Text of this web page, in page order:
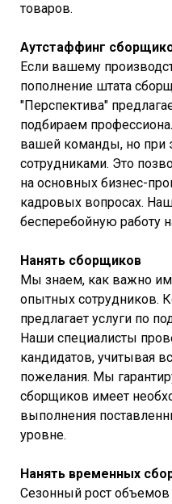
товаров.
Аутстаффинг
Если вашему
пополнение штата
"Перспектива"
подбираем
вашей команды, но при
сотрудниками. Это
на основных бизнес-
кадровых вопросах.
бесперебойную работу
Нанять сборщиков
Мы знаем, как важно
опытных сотрудников.
предлагает услуги по
Наши специалисты
кандидатов, учитывая
пожелания. Мы
сборщиков имеет
выполнения
уровне.
Нанять временных
Сезонный рост